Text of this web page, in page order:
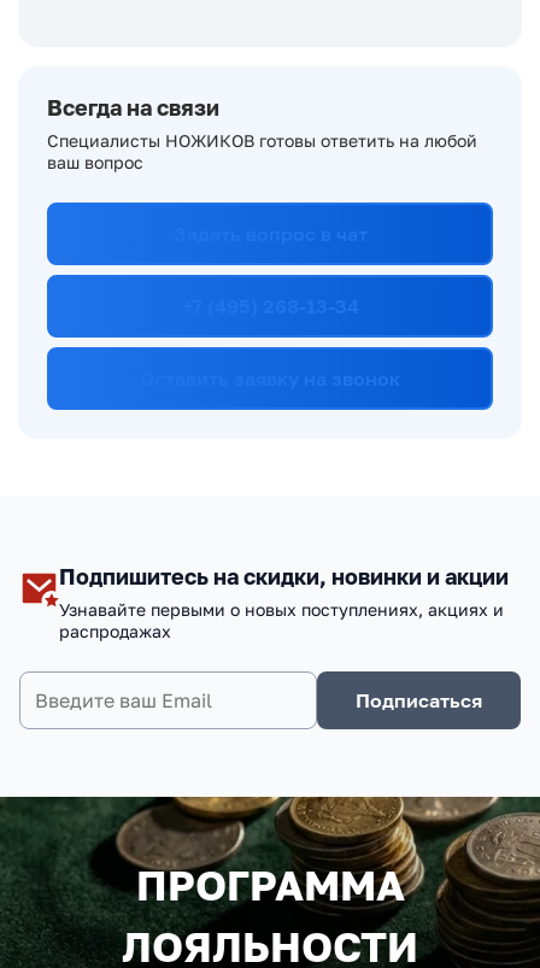
Всегда на связи
Специалисты НОЖИКОВ готовы ответить на любой
ваш вопрос
Подпишитесь на скидки, новинки и акции
Узнавайте первыми о новых поступлениях, акциях и
распродажах
Подписаться
ПРОГРАММА
ЛОЯЛЬНОСТИ